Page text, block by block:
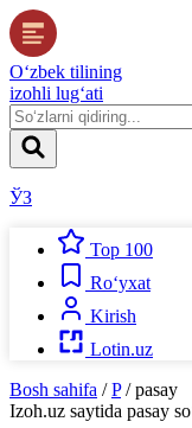
O‘zbek tilining
izohli lug‘ati
ЎЗ
Top 100
Ro‘yxat
Kirish
Lotin.uz
Bosh sahifa / P / pasay
Izoh.uz saytida pasay